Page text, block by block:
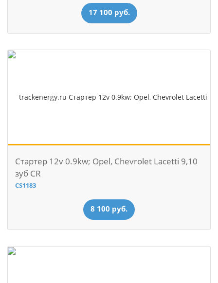
17 100 руб.
Стартер 12v 0.9kw; Opel, Chevrolet Lacetti 9,10
зуб CR
CS1183
8 100 руб.